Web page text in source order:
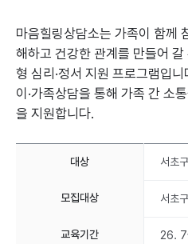
마음힐링상담소는 가족이 함께
해하고 건강한 관계를 만들어
형 심리·정서 지원 프로그램입니
이·가족상담을 통해 가족 간 소
을 지원합니다.
대상 서초
모집대상 서초
교육기간 26. 7